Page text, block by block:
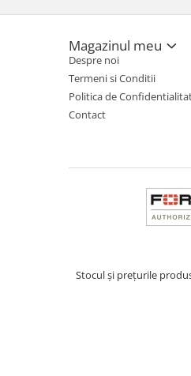
Imprimante 3D
TV, Multimedia & Electronice
Televizoare & accesorii
Multiboard & Accessorii
Magazinul meu
Despre noi
Termeni si Conditii
Politica de
Contact
Stocul și prețurile